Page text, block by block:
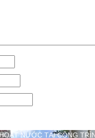
NƯỚC TẠI CÔNG